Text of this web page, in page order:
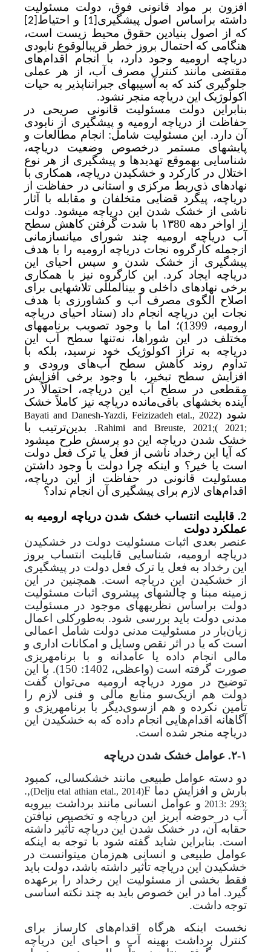
افزون بر مواد قانونی فوق، دولت مسئولیت
داشته براساس اصول پیشگیری [1] و احتیاط [2]
که از اصول بنیادین حقوق محیط زیست است،
هنگامی که احتمال بروز خطر قریب­الوقوع نابودی
دریاچه ارومیه وجود دارد، با انجام اقدام‌های
مقتضی مانند کنترل مصرف آب، از هر عملی
جلوگیری کند که به آسیب­های جبران­ناپذیر به حیات
اکولوژیک این دریاچه منجر نشود.
بنابراین دولت مسئولیت قانونی صریحی در
حفاظت از دریاچه ارومیه و پیشگیری از نابودی
آن دارد. این مسئولیت شامل: انجام مطالعات و
پایش­های مستمر درخصوص وضعیت دریاچه،
شناسایی به­موقع تهدیدها و پیشگیری از هر نوع
اختلال در کارکرد و خشکیدن دریاچه، همکاری با
نهادهای ذی‌ربط مرکزی و استانی در حفاظت از
دریاچه، پیگرد قضایی متخلفان و مقابله با آثار
ناشی از خشک شدن این دریاچه می­شود. دولت
از اواخر دهه ۱۳80 با شدت گرفتن کاهش سطح
آب دریاچه ارومیه چند شورای میان­سازمانی
ازجمله کارگروه نجات دریاچه ارومیه را با هدف
پیشگیری از خشک شدن و سپس احیای این
دریاچه
ایجاد کرد. این کارگروه نیز با همکاری
برخی نهادهای داخلی و بین­المللی تلاش­هایی برای
اصلاح الگوی مصرف آب و کشاورزی با هدف
نجات این دریاچه انجام داد (ستاد احیای دریاچه
ارومیه، 1399
)؛ اما با وجود تصویب برنامه­های
مختلف در این شوراها، نه‌تنها سطح آب این
دریاچه به تراز اکولوژیک خود نرسید، بلکه
با
تداوم روند کاهش سطح آب‌های ورودی و
افزایش سطح تبخیر، با وجود برخی افزایش
مقطعی در سطح آب این دریاچه، احتمالاً در
آینده بخش­های باقی‌مانده دریاچه نیز کاملاً خشک
شود Feizizadeh etal., 2022)
Bayati and Danesh-Yazdi,
2021;
(
Rahimi and Breuste, 2021;. بدین‌ترتیب با
خشک شدن دریاچه این دو پرسش طرح می­شود
که آیا این رخداد ناشی از فعل یا ترک فعل دولت
است یا خیر؟ و اینکه چرا دولت با وجود داشتن
مسئولیت قانونی در حفاظت از این دریاچه،
اقدام‌های لازم برای پیشگیری آن انجام نداد؟
2. قابلیت انتساب خشک شدن دریاچه ارومیه به
عملکرد دولت
عنصر بعدی اثبات مسئولیت دولت در خشکیدن
دریاچه ارومیه، شناسایی قابلیت انتساب بروز
این رخداد به فعل یا ترک فعل دولت در پیشگیری
از خشکیدن این دریاچه است. همچنین در این
زمینه مبنا و چالش­های پیش­روی اثبات مسئولیت
دولت براساس نظریه­های موجود در مسئولیت
مدنی دولت باید بررسی شود. به‌طور‌کلی اعمال
زیان‌بار در مسئولیت مدنی دولت شامل اعمالی
است که یا در اثر نقص وسایل و امکانات اداری و
مالی انجام داده یا عامدانه و با برنامه­ریزی
صورت گرفته است (واعظی، 1402: 150). با این
توضیح در مورد دریاچه ارومیه می‌توان گفت
دولت هم ازیک‌سو منابع مالی و فنی لازم را
تأمین نکرده و هم ازسوی‌دیگر با برنامه­ریزی و
آگاهانه اقدام‌هایی‌ انجام داده که به خشکیدن این
دریاچه منجر شده است.
۲-۱. عوامل خشک شدن دریاچه
دو دسته عوامل طبیعی مانند خشکسالی، کمبود
بارش و افزایش دما F
athian etal., 2014)
(Delju etal
.,
2013: 293;و عوامل انسانی مانند برداشت بی­رویه
آب در حوضه آبریز این دریاچه و تخصیص نیافتن
حقابه آن، در خشک شدن این دریاچه تأثیر داشته
است. بنابراین شاید گفته شود با توجه به اینکه
عوامل طبیعی و انسانی هم‌زمان می­توانست در
خشکیدن این دریاچه تأثیر داشته باشد، دولت باید
فقط بخشی از مسئولیت این رخداد را برعهده
گیرد. اما در این خصوص باید به چند نکته اساسی
توجه داشت.
نخست اینکه هرگاه اقدام‌های کارساز برای
کنترل برداشت بهینه آب و احیای این دریاچه